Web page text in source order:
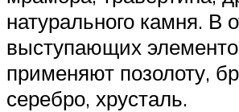
натурального камня. В
выступающих
применяют позолоту,
серебро, хрусталь.